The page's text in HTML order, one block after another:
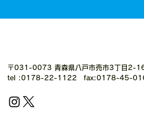
〒031-0073 青森県八戸市売市3丁目2-
tel :0178-22-1122 fax:0178-45-